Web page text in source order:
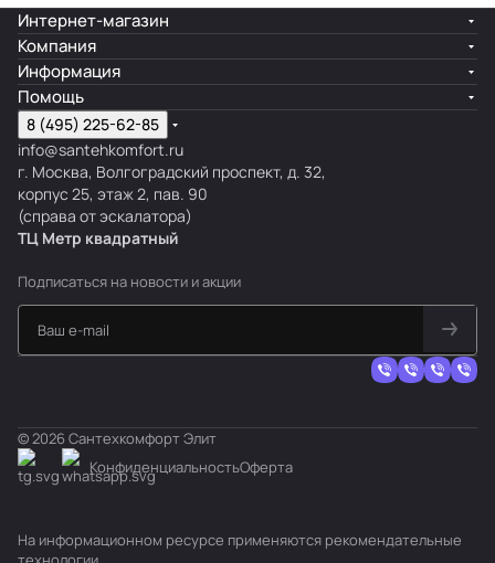
Интернет-магазин
Компания
Информация
Помощь
8 (495) 225-62-85
info@santehkomfort.ru
г. Москва, Волгоградский проспект, д. 32,
корпус 25, этаж 2, пав. 90
(справа от эскалатора)
ТЦ Метр квадратный
Подписаться на новости и акции
© 2026 Сантехкомфорт Элит
КонфиденциальностьОферта
На информационном ресурсе применяются рекомендательные